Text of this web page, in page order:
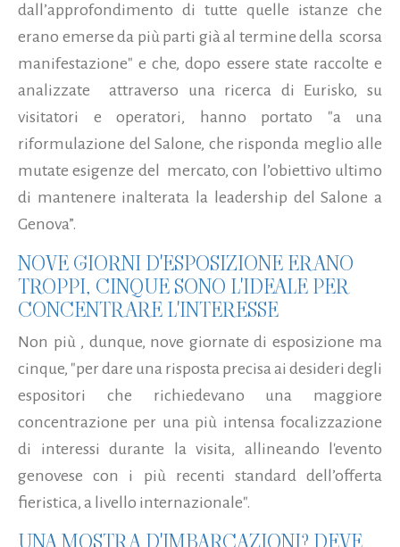
dall’approfondimento di tutte quelle istanze che
erano emerse da più parti già al termine della scorsa
manifestazione" e che, dopo essere state raccolte e
analizzate attraverso una ricerca di Eurisko, su
visitatori e operatori, hanno portato "a una
riformulazione del Salone, che risponda meglio alle
mutate esigenze del mercato, con l’obiettivo ultimo
di mantenere inalterata la leadership del Salone a
Genova”.
NOVE GIORNI D'ESPOSIZIONE ERANO
TROPPI, CINQUE SONO L'IDEALE PER
CONCENTRARE L'INTERESSE
Non più , dunque, nove giornate di esposizione ma
cinque, "per dare una risposta precisa ai desideri degli
espositori che richiedevano una maggiore
concentrazione per una più intensa focalizzazione
di interessi durante la visita, allineando l'evento
genovese con i più recenti standard dell’offerta
fieristica, a livello internazionale".